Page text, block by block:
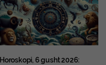
Horoskopi, 6 gusht 2026: